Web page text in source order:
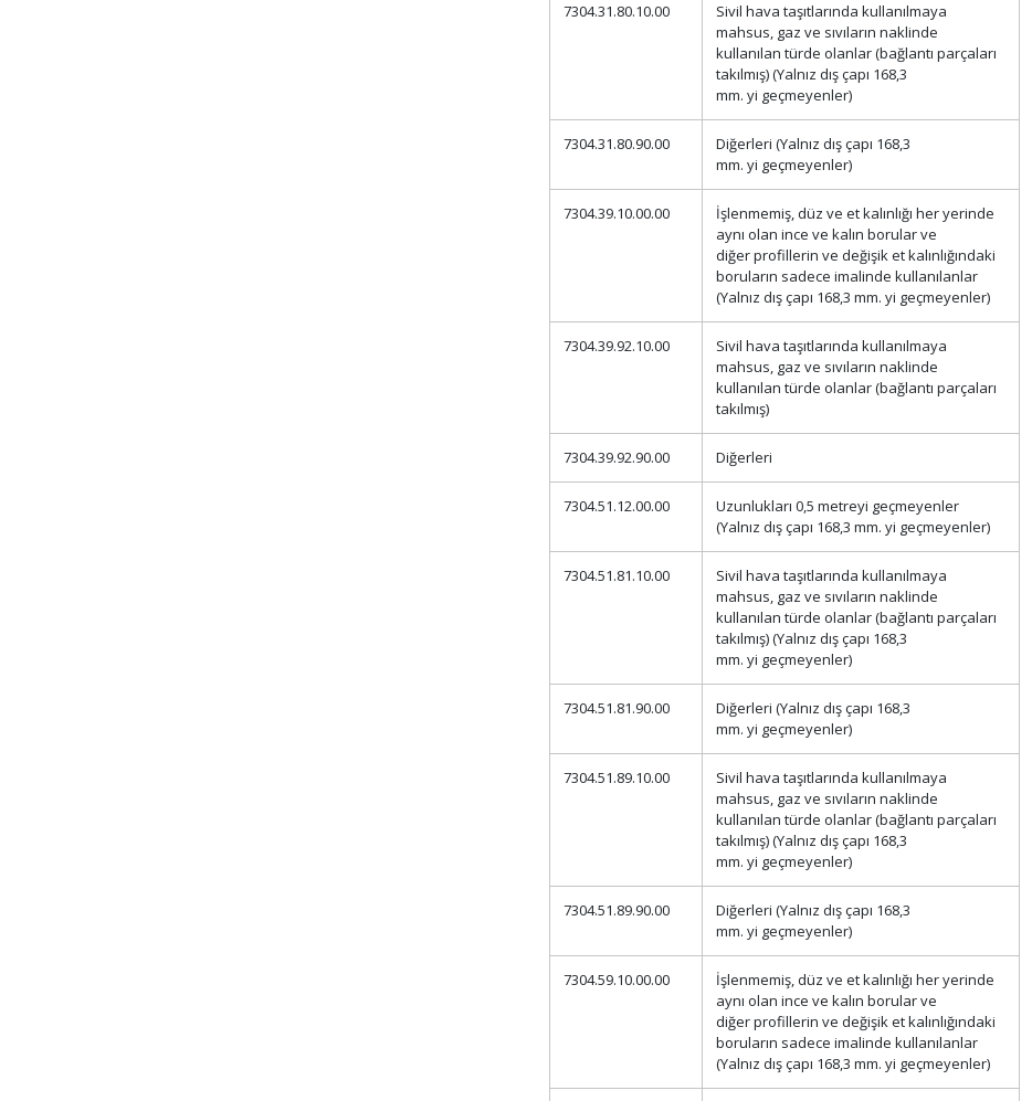
7304.31.80.10.00
Sivil hava taşıtlarında kullanılmaya
mahsus, gaz ve sıvıların naklinde
kullanılan türde olanlar (bağlantı parçaları
takılmış) (Yalnız dış çapı 168,3
mm. yi geçmeyenler)
7304.31.80.90.00
Diğerleri (Yalnız dış çapı 168,3
mm. yi geçmeyenler)
7304.39.10.00.00
İşlenmemiş, düz ve et kalınlığı her yerinde
aynı olan ince ve kalın borular ve
diğer profillerin ve değişik et kalınlığındaki
boruların sadece imalinde kullanılanlar
(Yalnız dış çapı 168,3 mm. yi geçmeyenler)
7304.39.92.10.00
Sivil hava taşıtlarında kullanılmaya
mahsus, gaz ve sıvıların naklinde
kullanılan türde olanlar (bağlantı parçaları
takılmış)
7304.39.92.90.00 Diğerleri
7304.51.12.00.00
Uzunlukları 0,5 metreyi geçmeyenler
(Yalnız dış çapı 168,3 mm. yi geçmeyenler)
7304.51.81.10.00
Sivil hava taşıtlarında kullanılmaya
mahsus, gaz ve sıvıların naklinde
kullanılan türde olanlar (bağlantı parçaları
takılmış) (Yalnız dış çapı 168,3
mm. yi geçmeyenler)
7304.51.81.90.00
Diğerleri (Yalnız dış çapı 168,3
mm. yi geçmeyenler)
7304.51.89.10.00
Sivil hava taşıtlarında kullanılmaya
mahsus, gaz ve sıvıların naklinde
kullanılan türde olanlar (bağlantı parçaları
takılmış) (Yalnız dış çapı 168,3
mm. yi geçmeyenler)
7304.51.89.90.00
Diğerleri (Yalnız dış çapı 168,3
mm. yi geçmeyenler)
7304.59.10.00.00
İşlenmemiş, düz ve et kalınlığı her yerinde
aynı olan ince ve kalın borular ve
diğer profillerin ve değişik et kalınlığındaki
boruların sadece imalinde kullanılanlar
(Yalnız dış çapı 168,3 mm. yi geçmeyenler)